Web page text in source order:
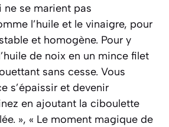
se marient pas
l’huile et le vinaigre, pour
et homogène. Pour y
de noix en un mince filet
sans cesse. Vous
s’épaissir et devenir
en ajoutant la ciboulette
», « Le moment magique de